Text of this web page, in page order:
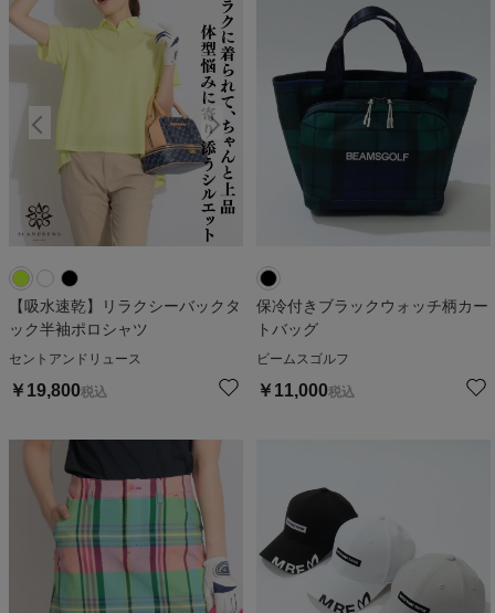
【吸水速乾】リラクシーバックタ
ック半袖ポロシャツ
セントアンドリュース
￥ 19,800税込
保冷付きブラックウォッチ柄カー
トバッグ
ビームスゴルフ
￥ 11,000税込